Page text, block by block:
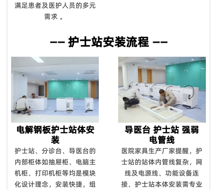
满足患者及医护人员的多元
需求 。
—— 护士站安装流程 ——
电解钢板护士站体安
装
护士站、分诊台、导医台的
内部柜体如抽屉柜、电脑主
机柜、打印机柜等均是模块
化设计理念，安装快捷，组
导医台 护士站 强弱
电管线
医院家具生产厂家提醒，护
士站的站体内管线复杂，网
线及电源线、功能设备连
接、护士站本体安装需专业